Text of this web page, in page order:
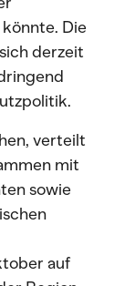
Die
derzeit
verteilt
mit
sowie
auf